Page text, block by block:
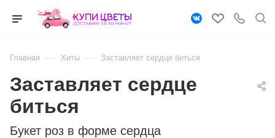
Главная — Хиты — Заставляет сердце биться
Букет роз в форме сердца
Заставляет сердце
биться